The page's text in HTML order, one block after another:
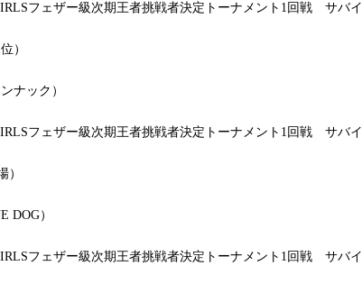
フェザー級次期王者挑戦者決定トーナメント1回戦 サバイ
）
ナック）
フェザー級次期王者挑戦者決定トーナメント1回戦 サバイ
）
DOG）
フェザー級次期王者挑戦者決定トーナメント1回戦 サバイ